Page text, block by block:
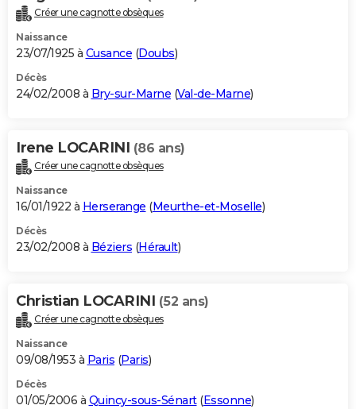
Créer une cagnotte obsèques
Naissance
23/07/1925 à Cusance (Doubs)
Décès
24/02/2008 à Bry-sur-Marne (Val-de-Marne)
Irene LOCARINI (86 ans)
Créer une cagnotte obsèques
Naissance
16/01/1922 à Herserange (Meurthe-et-Moselle)
Décès
23/02/2008 à Béziers (Hérault)
Christian LOCARINI (52 ans)
Créer une cagnotte obsèques
Naissance
09/08/1953 à Paris (Paris)
Décès
01/05/2006 à Quincy-sous-Sénart(Essonne)